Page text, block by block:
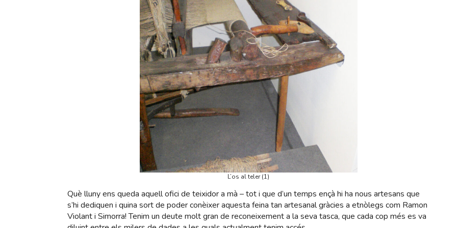
L’os al teler (1)
Què lluny ens queda aquell ofici de teixidor a mà – tot i que d’un temps ençà hi ha nous artesans que
s’hi dediquen i quina sort de poder conèixer aquesta feina tan artesanal gràcies a etnòlegs com Ramon
Violant i Simorra! Tenim un deute molt gran de reconeixement a la seva tasca, que cada cop més es va